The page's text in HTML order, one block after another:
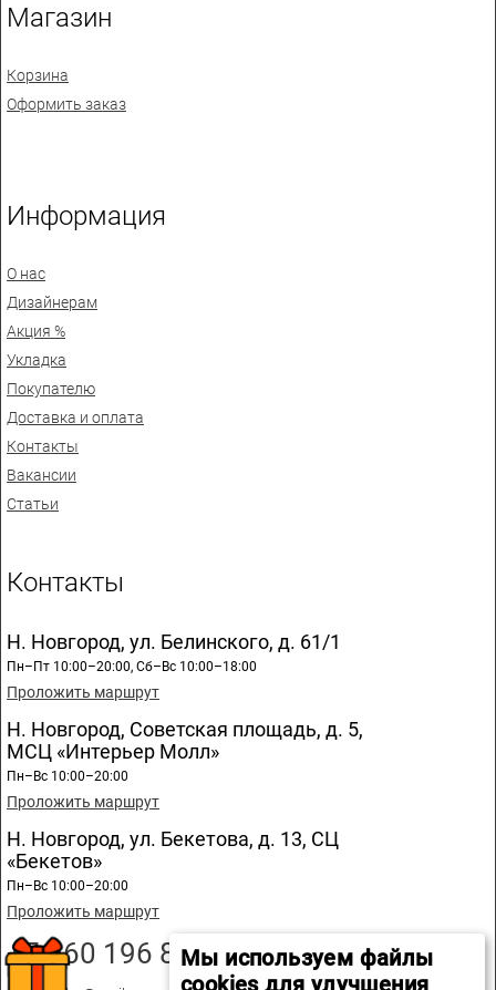
Магазин
Корзина
Оформить заказ
Информация
О нас
Дизайнерам
Акция %
Укладка
Покупателю
Доставка и оплата
Контакты
Вакансии
Статьи
Контакты
Н. Новгород, ул. Белинского, д. 61/1
Пн–Пт 10:00–20:00, Сб–Вс 10:00–18:00
Проложить маршрут
Н. Новгород, Советская площадь, д. 5,
МСЦ «Интерьер Молл»
Пн–Вс 10:00–20:00
Проложить маршрут
Н. Новгород, ул. Бекетова, д. 13, СЦ
«Бекетов»
Пн–Вс 10:00–20:00
Проложить маршрут
+7 960 196 89 20Мы используем файлы
cookies для улучшения